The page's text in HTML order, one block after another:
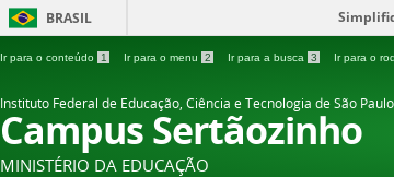
BRASIL
Ir para o conteúdo 1 Ir para o menu 2 Ir para a busca 3 Ir para o
Instituto Federal de Educação, Ciência e Tecnologia de São Paulo
Campus Sertãozinho
MINISTÉRIO DA EDUCAÇÃO